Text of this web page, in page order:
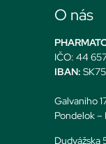
O nás
IČO: 44
IBAN:
Galvaniho
Pondelok
Dudvážska